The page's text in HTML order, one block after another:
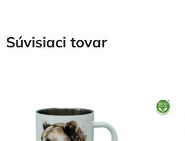
Súvisiaci tovar